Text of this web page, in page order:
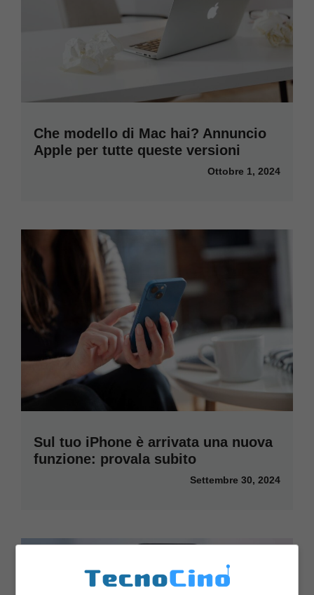
Che modello di Mac hai? Annuncio
Apple per tutte queste versioni
Ottobre 1, 2024
Sul tuo iPhone è arrivata una nuova
funzione: provala subito
Settembre 30, 2024